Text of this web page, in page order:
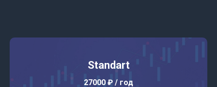
Standart
27000 ₽ / год